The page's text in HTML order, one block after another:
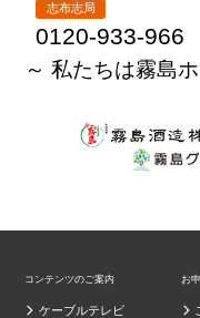
志布志局
0120-933-966
～ 私たちは霧島
コンテンツのご案内
ケーブルテレビ
お